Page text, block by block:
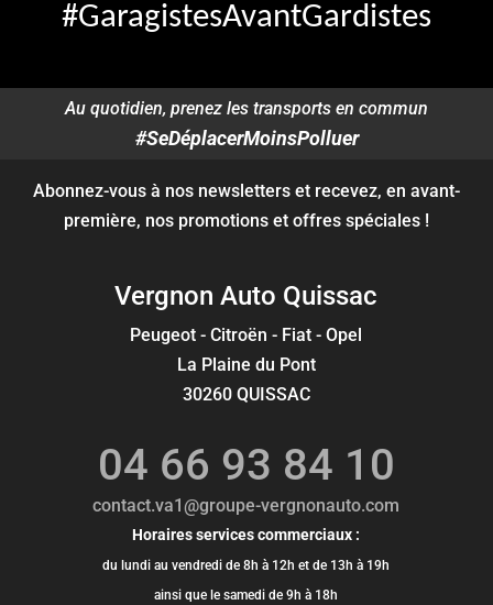
#GaragistesAvantGardistes
Au quotidien, prenez les transports en commun
#SeDéplacerMoinsPolluer
Abonnez-vous à nos newsletters et recevez, en avant-
première, nos promotions et offres spéciales !
Vergnon Auto Quissac
Peugeot - Citroën - Fiat - Opel
La Plaine du Pont
30260 QUISSAC
04 66 93 84 10
contact.va1@groupe-vergnonauto.com
Horaires services commerciaux :
du lundi au vendredi de 8h à 12h et de 13h à 19h
ainsi que le samedi de 9h à 18h